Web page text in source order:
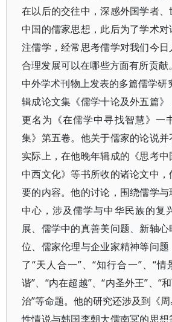
在以后的交往中，深感外国学者
中国的儒家思想，此后为了学术
注儒学，经常思考儒学对我们今日
合理发展可以在哪些方面有所贡献
中外学术刊物上发表的多篇儒学研
辑成论文集《儒学十论及外五篇》
更名为《在儒学中寻找智慧》一
集》第五卷。他关于儒家的论说并
实际上，在他晚年辑成的《思考
中西文化》等书所收的诸论文中
要的内容。他的讨论，围绕儒学
中心，涉及儒学与中华民族的复
展、儒学中的真善美问题、新轴
位、儒家伦理与企业家精神等问
了“天人合一”、“知行合一”、“情
谐”、“内在超越”、“内圣外王”、“
治”等命题。他的研究还涉及到《
性情说与韩国李朝大儒南冥的思